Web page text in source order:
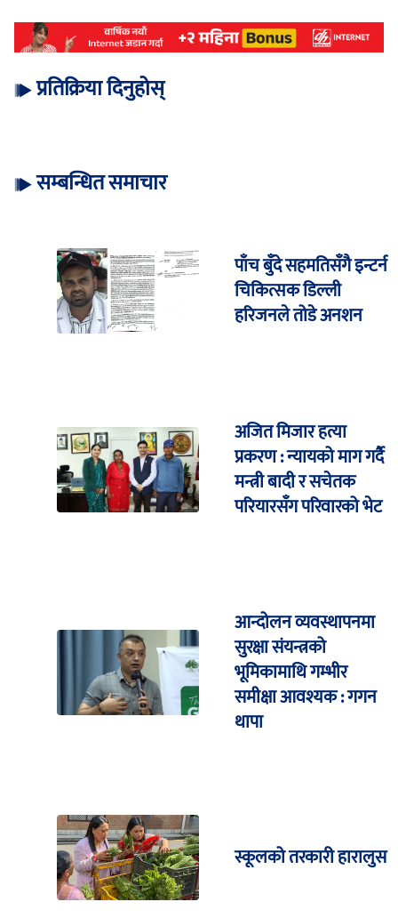
प्रतिक्रिया दिनुहोस्
सम्बन्धित समाचार
पाँच बुँदे सहमतिसँगै इन्टर्न
चिकित्सक डिल्ली
हरिजनले तोडे अनशन
अजित मिजार हत्या
प्रकरण : न्यायको माग गर्दै
मन्त्री बादी र सचेतक
परियारसँग परिवारको भेट
आन्दोलन व्यवस्थापनमा
सुरक्षा संयन्त्रको
भूमिकामाथि गम्भीर
समीक्षा आवश्यक : गगन
थापा
स्कूलको तरकारी हारालुस